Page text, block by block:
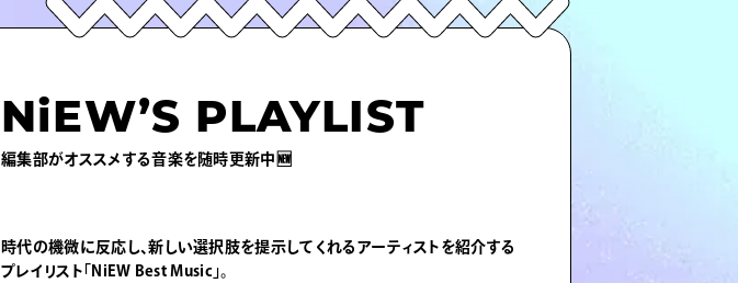
NiEW’S PLAYLIST
編集部がオススメする音楽を随時更新中🆕
時代の機微に反応し、新しい選択肢を提示してくれるアーティストを紹介する
プレイリスト「NiEW Best Music」。